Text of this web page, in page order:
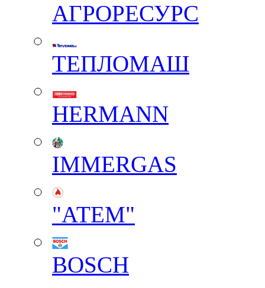
АГРОРЕСУРС
ТЕПЛОМАШ
HERMANN
IMMERGAS
"АТЕМ"
BOSCH